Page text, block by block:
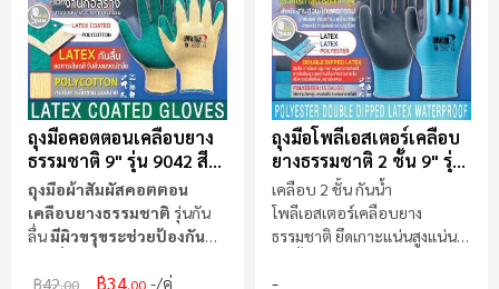
ถุงมือคอตตอนเคลือบยาง
ธรรมชาติ 9" รุ่น 9042 สี
เขียว
ถุงมือผ้าสัมผัสคอตตอน
เคลือบยางธรรมชาติ รุ่นกัน
ลื่นมีผิวขรุขระช่วยป้องกัน
฿42.00 ฿34.00 /คู่
ถุงมือโพลีเอสเตอร์เคลือบ
ยางธรรมชาติ 2 ชั้น 9" รุ่น
9044
เคลือบ 2 ชั้น กันน้ำ
โพลีเอสเตอร์เคลือบยาง
ธรรมชาติ ยึดเกาะแน่นสูงแน่น